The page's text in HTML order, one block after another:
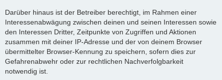
Darüber hinaus ist der Betreiber berechtigt, im Rahmen einer
Interessenabwägung zwischen deinen und seinen Interessen sowie
den Interessen Dritter, Zeitpunkte von Zugriffen und Aktionen
zusammen mit deiner IP-Adresse und der von deinem Browser
übermittelter Browser-Kennung zu speichern, sofern dies zur
Gefahrenabwehr oder zur rechtlichen Nachverfolgbarkeit
notwendig ist.